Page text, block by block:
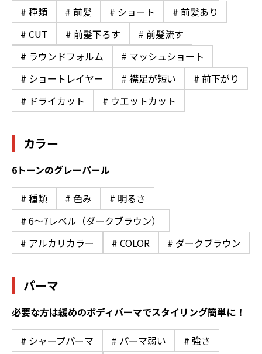
# 種類 # 前髪 # ショート
# 前髪あり
# CUT
# 前髪下ろす
# 前髪流す
# ラウンドフォルム
# マッシュショート
# ショートレイヤー
# 襟足が短い
# 前下がり
# ドライカット
# ウエットカット
カラー
6トーンのグレーパール
# 種類 # 色み
# 明るさ
# 6〜7レベル（ダークブラウン）
# アルカリカラー
# COLOR # ダークブラウン
パーマ
必要な方は緩めのボディパーマでスタイリング簡単に！
# シャープパーマ # パーマ弱い
# 強さ